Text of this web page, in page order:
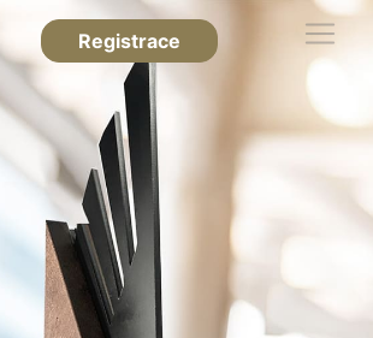
Registrace